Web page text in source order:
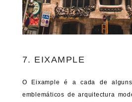
7. EIXAMPLE
O Eixample é a cada de
emblemáticos de arquitectura